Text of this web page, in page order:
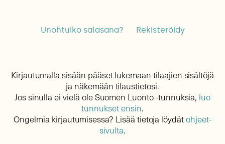
Unohtuiko salasana? Rekisteröidy
Kirjautumalla sisään pääset lukemaan tilaajien sisältöjä
ja näkemään tilaustietosi.
Jos sinulla ei vielä ole Suomen Luonto -tunnuksia, luo
tunnukset ensin.
Ongelmia kirjautumisessa? Lisää tietoja löydätohjeet-
sivulta.